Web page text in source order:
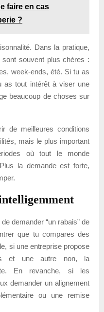
faire en cas
?
Dans la pratique,
souvent plus chères :
week-ends, été. Si tu as
as tout intérêt à viser une
beaucoup de choses sur
de meilleures conditions
mais le plus important
où tout le monde
la demande est forte,
demander “un rabais” de
que tu compares des
si une entreprise propose
et une autre non, la
En revanche, si les
demander un alignement
ou une remise